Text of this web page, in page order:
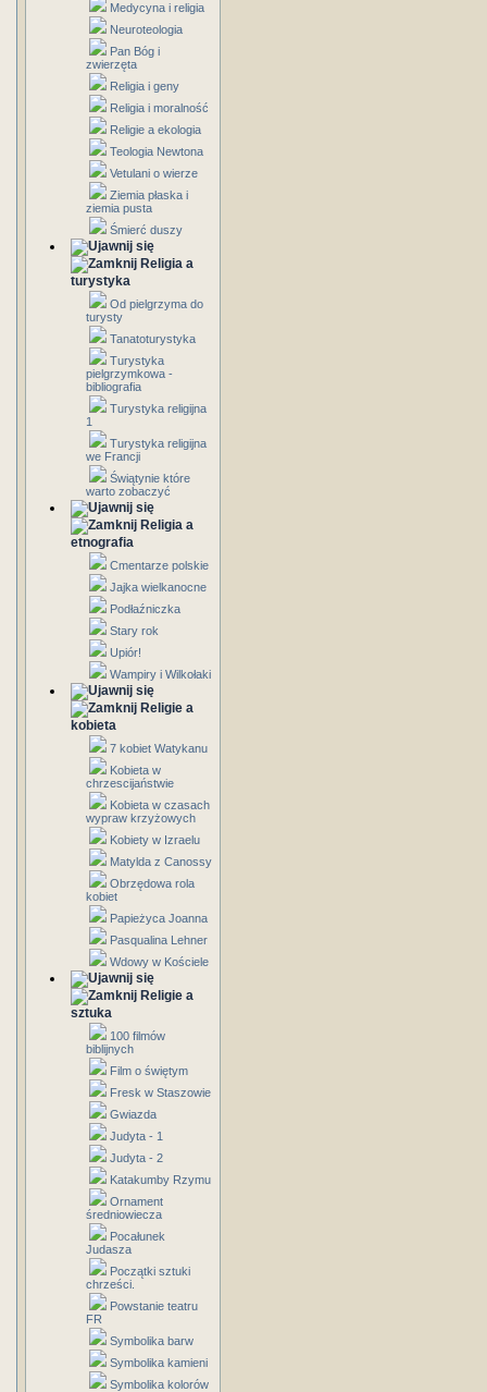
Medycyna i religia
Neuroteologia
Pan Bóg i
zwierzęta
Religia i geny
Religia i moralność
Religie a ekologia
Teologia Newtona
Vetulani o wierze
Ziemia płaska i
ziemia pusta
Śmierć duszy
Religia a
turystyka
Od pielgrzyma do
turysty
Tanatoturystyka
Turystyka
pielgrzymkowa -
bibliografia
Turystyka religijna
1
Turystyka religijna
we Francji
Świątynie które
warto zobaczyć
Religia a
etnografia
Cmentarze polskie
Jajka wielkanocne
Podłaźniczka
Stary rok
Upiór!
Wampiry i Wilkołaki
Religie a
kobieta
7 kobiet Watykanu
Kobieta w
chrzescijaństwie
Kobieta w czasach
wypraw krzyżowych
Kobiety w Izraelu
Matylda z Canossy
Obrzędowa rola
kobiet
Papieżyca Joanna
Pasqualina Lehner
Wdowy w Kościele
Religie a
sztuka
100 filmów
biblijnych
Film o świętym
Fresk w Staszowie
Gwiazda
Judyta - 1
Judyta - 2
Katakumby Rzymu
Ornament
średniowiecza
Pocałunek
Judasza
Początki sztuki
chrześci.
Powstanie teatru
FR
Symbolika barw
Symbolika kamieni
Symbolika kolorów